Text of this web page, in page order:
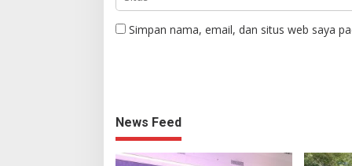
Simpan nama, email, dan situs web saya
News Feed